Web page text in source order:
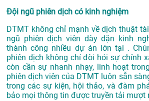
Đội ngũ phiên dịch có kinh nghiệm
DTMT không chỉ mạnh về dịch thuật
ngũ phiên dịch viên dày dặn kinh
thành công nhiều dự án lớn tại .
phiên dịch không chỉ đòi hỏi sự chính
còn cần sự nhanh nhạy, linh hoạt
phiên dịch viên của DTMT luôn sẵn
trong các sự kiện, hội thảo, và đàm
bảo mọi thông tin được truyền tải mượt